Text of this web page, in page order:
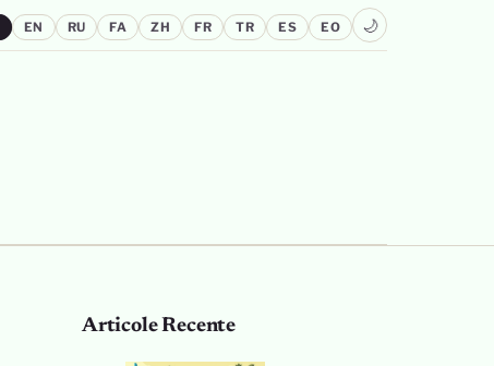
EN RU FA ZH FR TR ES EO 🌙
Articole Recente